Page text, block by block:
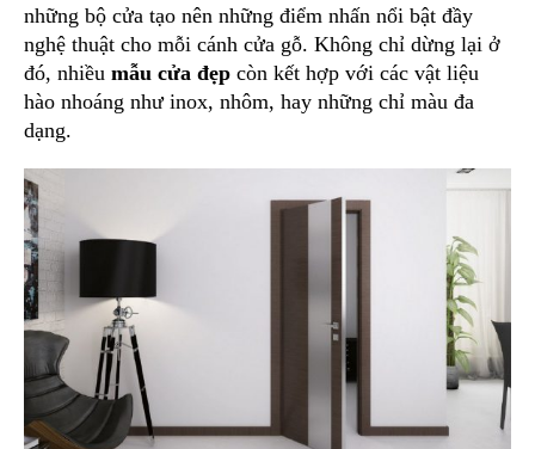
những bộ cửa tạo nên những điểm nhấn nổi bật đầy
nghệ thuật cho mỗi cánh cửa gỗ. Không chỉ dừng lại ở
đó, nhiều mẫu cửa đẹp còn kết hợp với các vật liệu
hào nhoáng như inox, nhôm, hay những chỉ màu đa
dạng.